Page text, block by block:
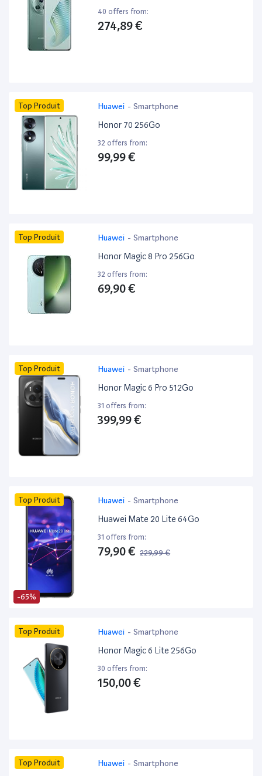
40 offers from:
274,89 €
Top Produit Huawei - Smartphone
Honor 70 256Go
32 offers from:
99,99 €
Top Produit Huawei - Smartphone
Honor Magic 8 Pro 256Go
32 offers from:
69,90 €
Top Produit Huawei - Smartphone
Honor Magic 6 Pro 512Go
31 offers from:
399,99 €
-65%
Top Produit Huawei - Smartphone
Huawei Mate 20 Lite 64Go
31 offers from:
79,90 € 229,99 €
Top Produit Huawei - Smartphone
Honor Magic 6 Lite 256Go
30 offers from:
150,00 €
Top Produit Huawei - Smartphone